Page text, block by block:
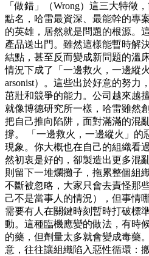
「做錯」（Wrong）這三大特徵
點名，哈雷最資深、最能幹的專
的英雄，居然就是問題的根源。
產品送出門。雖然這樣能暫時解
結點，甚至反而變成新問題的溫
情況下成了「一邊救火，一邊縱
arsonist）。這些出於好意的努力
茁壯和競爭的能力。公司越來越
就像博德研究所一樣，哈雷雖然
把自己推向陷阱，面對滿滿的混
撐。 「一邊救火，一邊縱火」的
現象。你大概也在自己的組織看
然初衷是好的，卻製造出更多混
則留下一堆爛攤子，拖累整個組
不斷被忽略，大家只會去責怪那
己不是當事人的情況），但事情
需要有人在關鍵時刻暫時打破標
動。這種臨機應變的做法，有時
的藥，但劑量太多就會變成毒藥
意，往往讓組織陷入惡性循環：